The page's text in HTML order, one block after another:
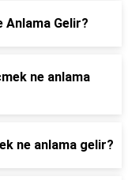
Anlama Gelir?
ne anlama
ne anlama gelir?